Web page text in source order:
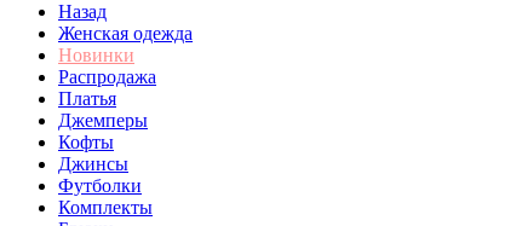
Назад
Женская одежда
Новинки
Распродажа
Платья
Джемперы
Кофты
Джинсы
Футболки
Комплекты